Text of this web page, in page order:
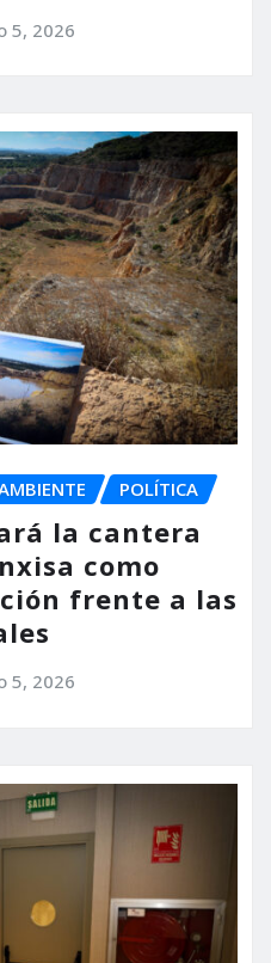
5, 2026
POLÍTICA
la cantera
como
frente a las
5, 2026